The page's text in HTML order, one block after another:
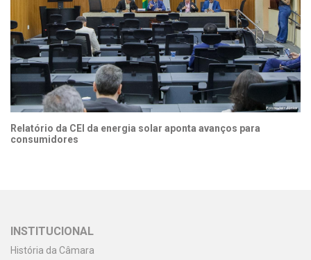
Relatório da CEI da energia solar aponta avanços para
consumidores
INSTITUCIONAL
História da Câmara